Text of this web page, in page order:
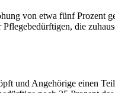
von etwa fünf Prozent
die
und Angehörige einen